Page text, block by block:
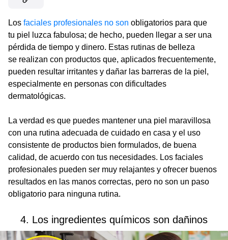
Los faciales profesionales no son obligatorios para que
tu piel luzca fabulosa; de hecho, pueden llegar a ser una
pérdida de tiempo y dinero. Estas rutinas de belleza
se realizan con productos que, aplicados frecuentemente,
pueden resultar irritantes y dañar las barreras de la piel,
especialmente en personas con dificultades
dermatológicas.
La verdad es que puedes mantener una piel maravillosa
con una rutina adecuada de cuidado en casa y el uso
consistente de productos bien formulados, de buena
calidad, de acuerdo con tus necesidades. Los faciales
profesionales pueden ser muy relajantes y ofrecer buenos
resultados en las manos correctas, pero no son un paso
obligatorio para ninguna rutina.
4. Los ingredientes químicos son dañinos